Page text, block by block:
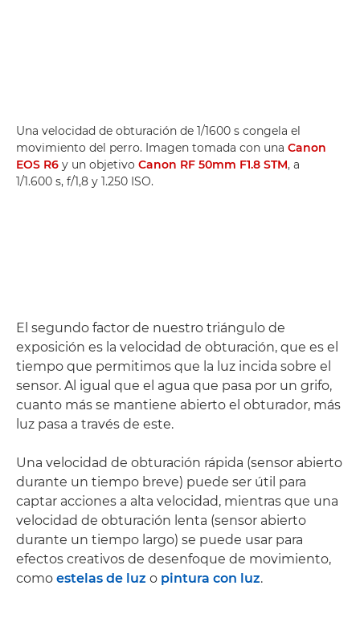
Una velocidad de obturación de 1/1600 s congela el
movimiento del perro. Imagen tomada con una Canon
EOS R6 y un objetivo Canon RF 50mm F1.8 STM, a
1/1.600 s, f/1,8 y 1.250 ISO.
El segundo factor de nuestro triángulo de
exposición es la velocidad de obturación, que es el
tiempo que permitimos que la luz incida sobre el
sensor. Al igual que el agua que pasa por un grifo,
cuanto más se mantiene abierto el obturador, más
luz pasa a través de este.
Una velocidad de obturación rápida (sensor abierto
durante un tiempo breve) puede ser útil para
captar acciones a alta velocidad, mientras que una
velocidad de obturación lenta (sensor abierto
durante un tiempo largo) se puede usar para
efectos creativos de desenfoque de movimiento,
como estelas de luz o pintura con luz.